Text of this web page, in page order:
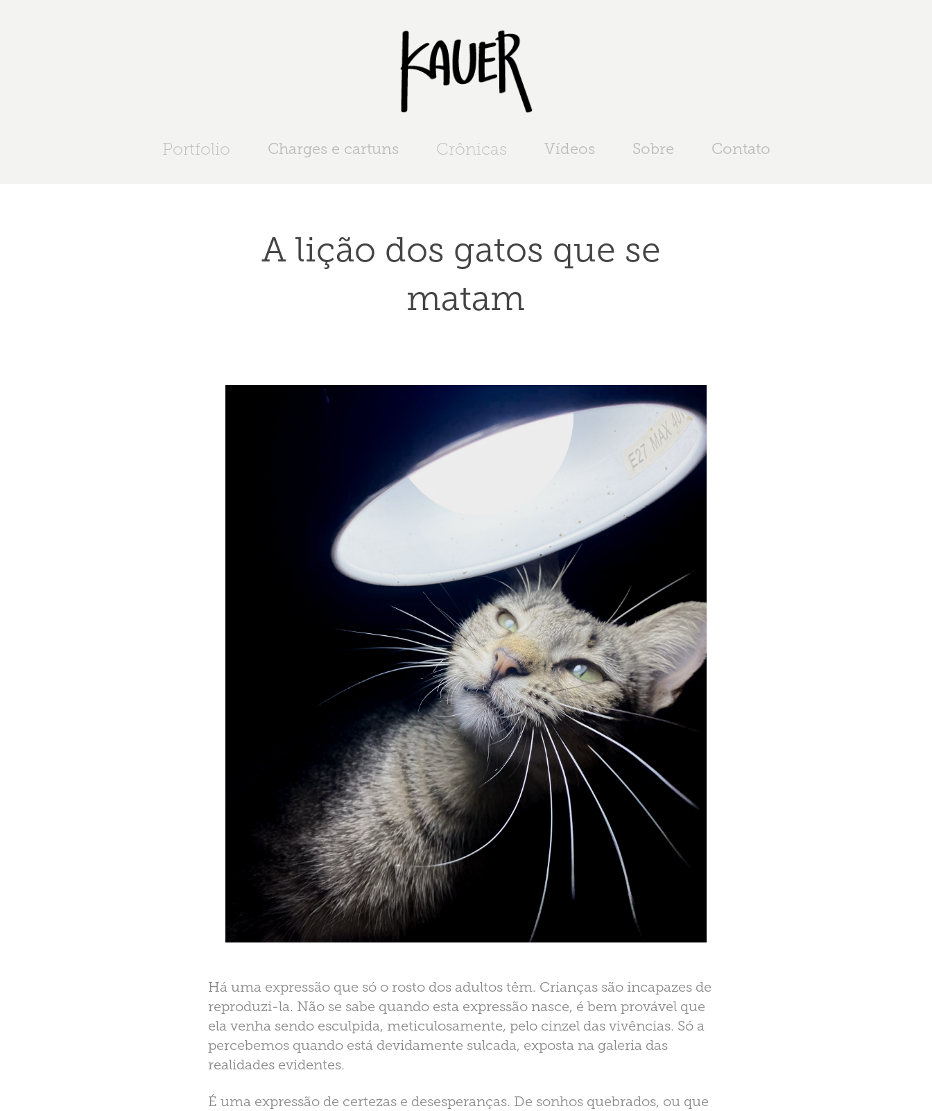
Portfolio Charges e cartuns Crônicas Vídeos Sobre Contato
A lição dos gatos que se
matam
Há uma expressão que só o rosto dos adultos têm. Crianças são incapazes de
reproduzi-la. Não se sabe quando esta expressão nasce, é bem provável que
ela venha sendo esculpida, meticulosamente, pelo cinzel das vivências. Só a
percebemos quando está devidamente sulcada, exposta na galeria das
realidades evidentes.
É uma expressão de certezas e desesperanças. De sonhos quebrados, ou que